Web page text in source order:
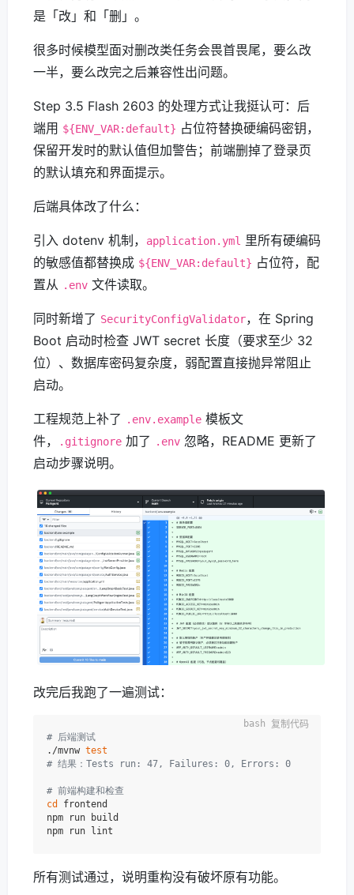
是「改」和「删」。
很多时候模型面对删改类任务会畏首畏尾，要么改
一半，要么改完之后兼容性出问题。
Step 3.5 Flash 2603 的处理方式让我挺认可：后
端用 ${ENV_VAR:default} 占位符替换硬编码密钥，
保留开发时的默认值但加警告；前端删掉了登录页
的默认填充和界面提示。
后端具体改了什么：
引入 dotenv 机制， application.yml
里所有硬编码
的敏感值都替换成 ${ENV_VAR:default} 占位符，配
置从 .env 文件读取。
同时新增了 SecurityConfigValidator，在 Spring
Boot 启动时检查 JWT secret 长度（要求至少 32
位）、数据库密码复杂度，弱配置直接抛异常阻止
启动。
工程规范上补了 .env.example 模板文
件，
.gitignore 加了 .env 忽略，README 更新了
启动步骤说明。
改完后我跑了一遍测试：
# 后端测试
./mvnw test
# 结果：Tests run: 47, Failures: 0, Errors: 0
# 前端构建和检查
cd
frontend
npm run build
复制代码
所有测试通过，说明重构没有破坏原有功能。